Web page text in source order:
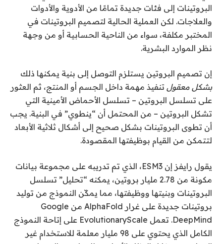
البروتينات إلى فئات جديدة تمامًا من الأدوية والأدوات
والعلاجات. لكن العملية الحالية لتصميم البروتينات في
المختبر مكلفة، سواء من الناحية الحسابية أو من وجهة
نظر الموارد البشرية.
إن تصميم البروتين يستلزم التوصل إلى بنية يمكنها ذلك
بشكل معقول تنفيذ مهمة داخل الجسم أو المنتج، ثم العثور
على تسلسل البروتين – تسلسل الأحماض الأمينية التي
تشكل البروتين – من المحتمل أن “ينطوي” في البنية. يجب
أن تطوى البروتينات بشكل صحيح إلى أشكال ثلاثية الأبعاد
لتتمكن من القيام بوظيفتها المقصودة.
يقول رايفز إن ESM3، الذي تم تدريبه على مجموعة بيانات
مكونة من 2.78 مليار بروتين، يمكنه “تحليل” تسلسل
البروتينات وبنيتها ووظيفتها، مما يمكّن النموذج من توليد
بروتينات جديدة على غرار AlphaFold من Google
DeepMind. تعمل EvolutionaryScale على إتاحة النموذج
الكامل الذي يحتوي على 98 مليار معلمة للاستخدام غير